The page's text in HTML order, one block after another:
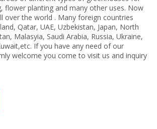
flower planting and many other uses. Now
over the world . Many foreign countries
Qatar, UAE, Uzbekistan, Japan, North
Malasyia, Saudi Arabia, Russia, Ukraine,
If you have any need of our
welcome you come to visit us and inquiry